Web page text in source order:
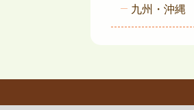
九州・沖縄